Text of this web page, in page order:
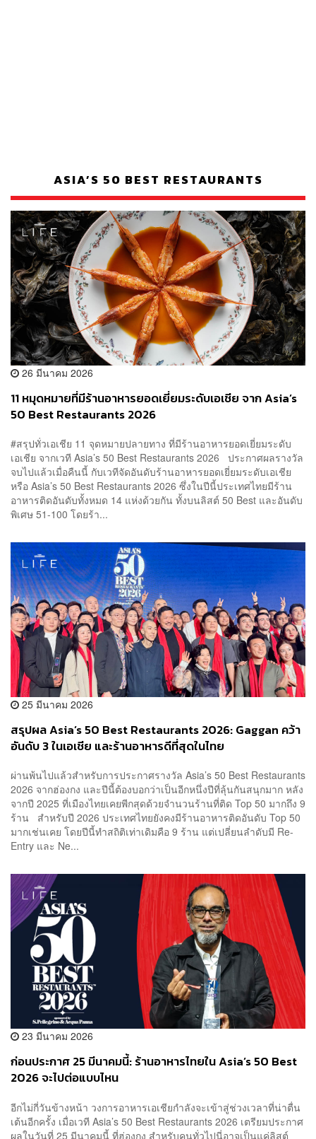
ASIA’S 50 BEST RESTAURANTS
26 มีนาคม 2026
11 หมุดหมายที่มีร้านอาหารยอดเยี่ยมระดับเอเชีย จาก Asia’s
50 Best Restaurants 2026
#สรุปทั่วเอเชีย 11 จุดหมายปลายทาง ที่มีร้านอาหารยอดเยี่ยมระดับ
เอเชีย จากเวที Asia’s 50 Best Restaurants 2026 ประกาศผลรางวัล
จบไปแล้วเมื่อคืนนี้ กับเวทีจัดอันดับร้านอาหารยอดเยี่ยมระดับเอเชีย
หรือ Asia’s 50 Best Restaurants 2026 ซึ่งในปีนี้ประเทศไทยมีร้าน
อาหารติดอันดับทั้งหมด 14 แห่งด้วยกัน ทั้งบนลิสต์ 50 Best และอันดับ
พิเศษ 51-100 โดยร้า...
25 มีนาคม 2026
สรุปผล Asia’s 50 Best Restaurants 2026: Gaggan คว้า
อันดับ 3 ในเอเชีย และร้านอาหารดีที่สุดในไทย
ผ่านพ้นไปแล้วสำหรับการประกาศรางวัล Asia’s 50 Best Restaurants
2026 จากฮ่องกง และปีนี้ต้องบอกว่าเป็นอีกหนึ่งปีที่ลุ้นกันสนุกมาก หลัง
จากปี 2025 ที่เมืองไทยเคยพีกสุดด้วยจำนวนร้านที่ติด Top 50 มากถึง 9
ร้าน สำหรับปี 2026 ประเทศไทยยังคงมีร้านอาหารติดอันดับ Top 50
มากเช่นเคย โดยปีนี้ทำสถิติเท่าเดิมคือ 9 ร้าน แต่เปลี่ยนลำดับมี Re-
Entry และ Ne...
23 มีนาคม 2026
ก่อนประกาศ 25 มีนาคมนี้: ร้านอาหารไทยใน Asia’s 50 Best
2026 จะไปต่อแบบไหน
อีกไม่กี่วันข้างหน้า วงการอาหารเอเชียกำลังจะเข้าสู่ช่วงเวลาที่น่าตื่น
เต้นอีกครั้ง เมื่อเวที Asia’s 50 Best Restaurants 2026 เตรียมประกาศ
ผลในวันที่ 25 มีนาคมนี้ ที่ฮ่องกง สำหรับคนทั่วไปนี่อาจเป็นแค่ลิสต์